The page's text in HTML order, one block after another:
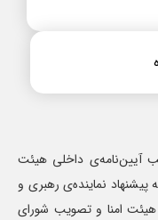
آیین‌نامه‌ی داخلی هیئت
نماینده‌ی رهبری و
هیئت امنا و تصویب شورای